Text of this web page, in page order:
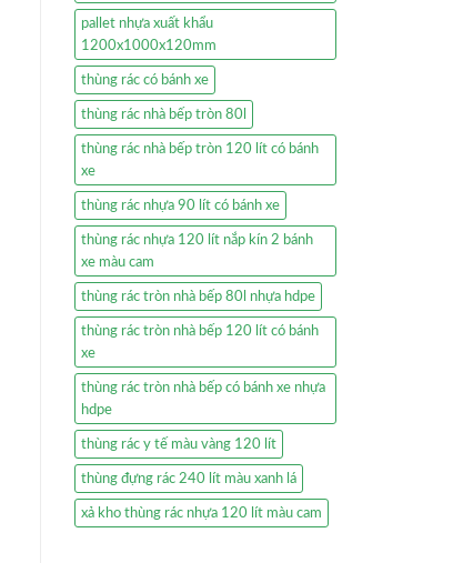
pallet nhựa xuất khẩu
1200x1000x120mm
thùng rác có bánh xe
thùng rác nhà bếp tròn 80l
thùng rác nhà bếp tròn 120 lít có bánh
xe
thùng rác nhựa 90 lít có bánh xe
thùng rác nhựa 120 lít nắp kín 2 bánh
xe màu cam
thùng rác tròn nhà bếp 80l nhựa hdpe
thùng rác tròn nhà bếp 120 lít có bánh
xe
thùng rác tròn nhà bếp có bánh xe nhựa
hdpe
thùng rác y tế màu vàng 120 lít
thùng đựng rác 240 lít màu xanh lá
xả kho thùng rác nhựa 120 lít màu cam